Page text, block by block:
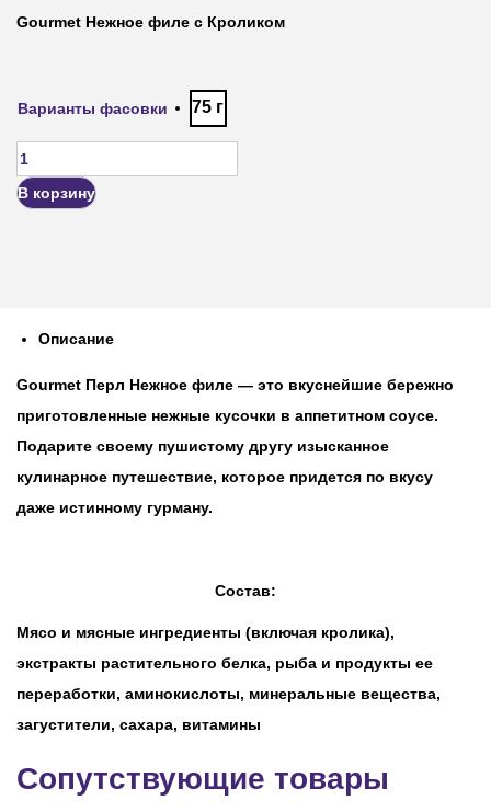
Gourmet Нежное филе с Кроликом
Варианты фасовки 75 г
В корзину
Описание
Gourmet Перл Нежное филе — это вкуснейшие бережно
приготовленные нежные кусочки в аппетитном соусе.
Подарите своему пушистому другу изысканное
кулинарное путешествие, которое придется по вкусу
даже истинному гурману.
Состав:
Мясо и мясные ингредиенты (включая кролика),
экстракты растительного белка, рыба и продукты ее
переработки, аминокислоты, минеральные вещества,
загустители, сахара, витамины
Сопутствующие товары